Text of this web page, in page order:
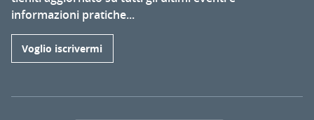
informazioni pratiche...
Voglio iscrivermi